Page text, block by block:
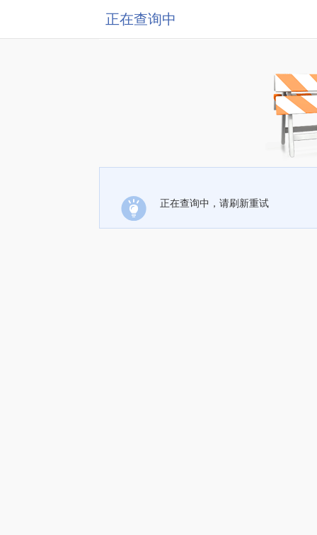
正在查询中
正在查询中，请刷新重试